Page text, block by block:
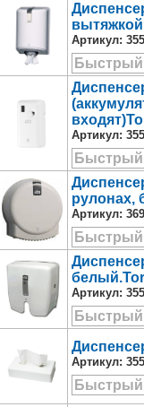
Артикул:
Артикул:
рулонах,
Артикул:
Артикул:
Артикул: